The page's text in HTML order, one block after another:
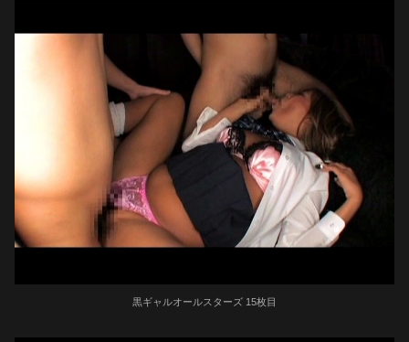
黒ギャルオールスターズ 15枚目